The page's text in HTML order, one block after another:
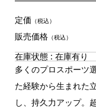
定価 （税込）
販売価格（税込）
在庫状態 : 在庫有り
多くのプロスポーツ
た経験から生まれた
し、持久力アップ。